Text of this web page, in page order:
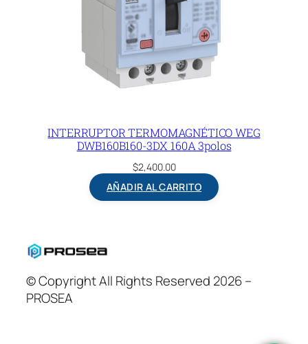
INTERRUPTOR TERMOMAGNÉTICO WEG
DWB160B160-3DX 160A 3polos
$2,400.00
AÑADIR AL CARRITO
© Copyright All Rights Reserved 2026 –
PROSEA